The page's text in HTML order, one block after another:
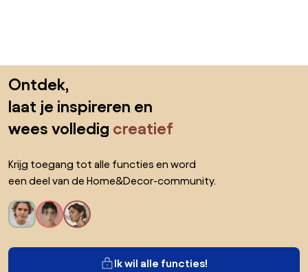
Ontdek,
laat je inspireren en
wees volledig creatief
Krijg toegang tot alle functies en word
een deel van de Home&Decor-community.
Ik wil alle functies!